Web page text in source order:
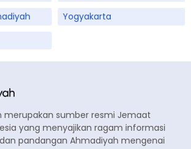
Yogyakarta
merupakan sumber resmi Jemaat
yang menyajikan ragam informasi
pandangan Ahmadiyah mengenai